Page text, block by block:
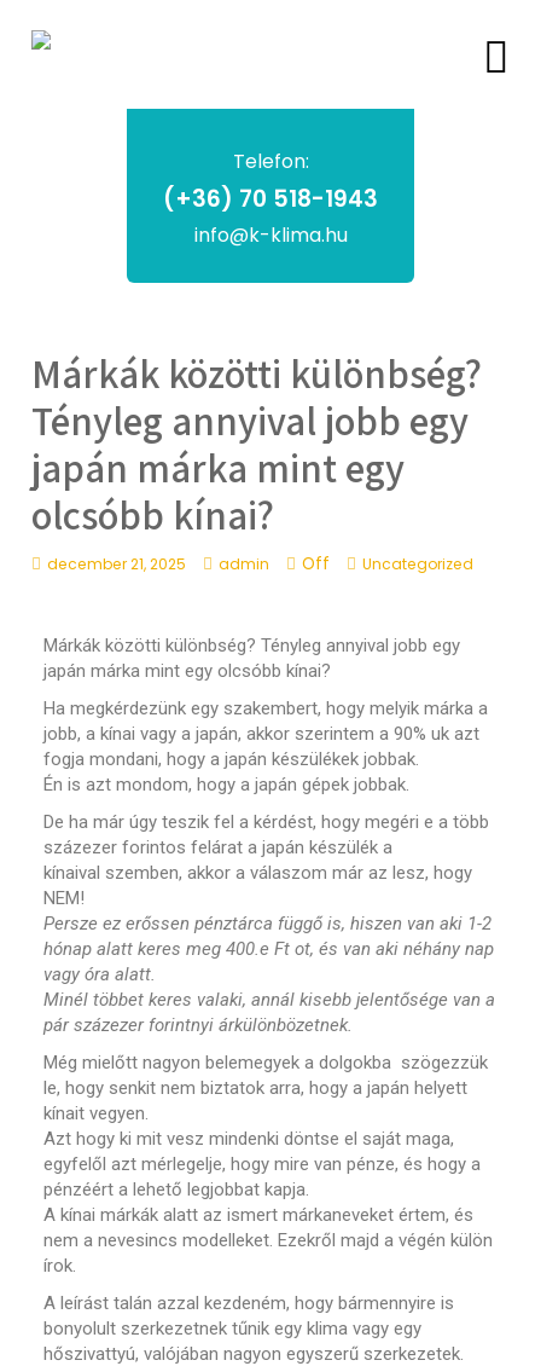
Telefon:
(+36) 70 518-1943
info@k-klima.hu
Márkák közötti különbség?
Tényleg annyival jobb egy
japán márka mint egy
olcsóbb kínai?
december 21, 2025 admin Off Uncategorized
Márkák közötti különbség? Tényleg annyival jobb egy
japán márka mint egy olcsóbb kínai?
Ha megkérdezünk egy szakembert, hogy melyik márka a
jobb, a kínai vagy a japán, akkor szerintem a 90% uk azt
fogja mondani, hogy a japán készülékek jobbak.
Én is azt mondom, hogy a japán gépek jobbak.
De ha már úgy teszik fel a kérdést, hogy megéri e a több
százezer forintos felárat a japán készülék a
kínaival szemben, akkor a válaszom már az lesz, hogy
NEM!
Persze ez erőssen pénztárca függő is, hiszen van aki 1-2
hónap alatt keres meg 400.e Ft ot, és van aki néhány nap
vagy óra alatt.
Minél többet keres valaki, annál kisebb jelentősége van a
pár százezer forintnyi árkülönbözetnek.
Még mielőtt nagyon belemegyek a dolgokba szögezzük
le, hogy senkit nem biztatok arra, hogy a japán helyett
kínait vegyen.
Azt hogy ki mit vesz mindenki döntse el saját maga,
egyfelől azt mérlegelje, hogy mire van pénze, és hogy a
pénzéért a lehető legjobbat kapja.
A kínai márkák alatt az ismert márkaneveket értem, és
nem a nevesincs modelleket. Ezekről majd a végén külön
írok.
A leírást talán azzal kezdeném, hogy bármennyire is
bonyolult szerkezetnek tűnik egy klima vagy egy
hőszivattyú, valójában nagyon egyszerű szerkezetek.